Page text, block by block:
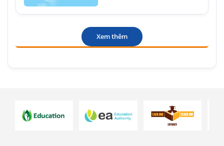
Xem thêm